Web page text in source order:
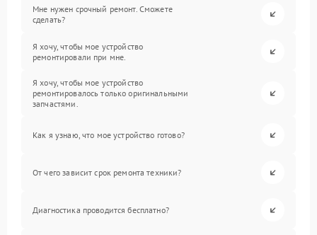
Мне нужен срочный ремонт. Сможете
сделать?
Я хочу, чтобы мое устройство
ремонтировали при мне.
Я хочу, чтобы мое устройство
ремонтировалось только оригинальными
запчастями.
Как я узнаю, что мое устройство готово?
От чего зависит срок ремонта техники?
Диагностика проводится бесплатно?